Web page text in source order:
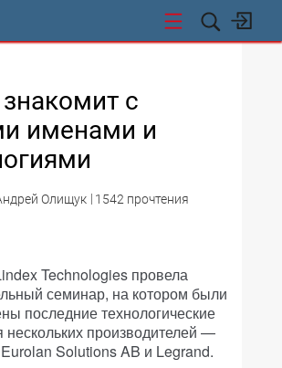
с
именами и
Олищук 1542 прочтения
Technologies провела
семинар, на котором были
последние технологические
нескольких производителей —
Solutions AB и Legrand.